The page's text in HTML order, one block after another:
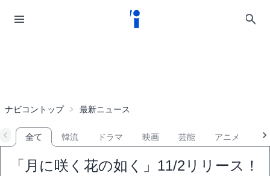
ナビコントップ 最新ニュース
全て 韓流 ドラマ 映画 芸能 アニメ
「月に咲く花の如く」11/2リリース！